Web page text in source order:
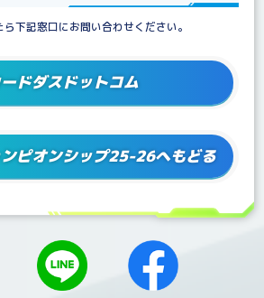
下記窓口にお問い合わせください。
ドダスドットコム
ピオンシップ25-26へもどる